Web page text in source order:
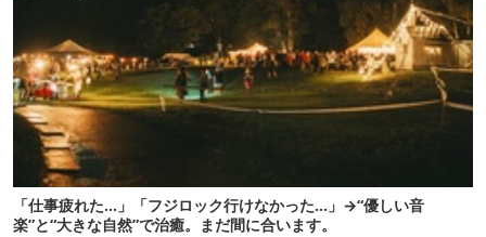
「仕事疲れた…」「フジロック行けなかった…」→“優しい音
楽”と“大きな自然”で治癒。まだ間に合います。